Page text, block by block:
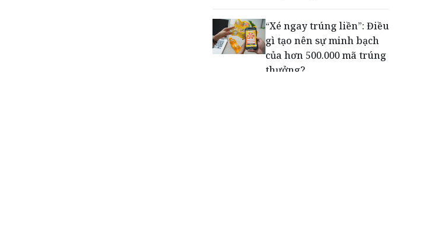
“Xé ngay trúng liền”: Điều
gì tạo nên sự minh bạch
của hơn 500.000 mã trúng
thưởng?